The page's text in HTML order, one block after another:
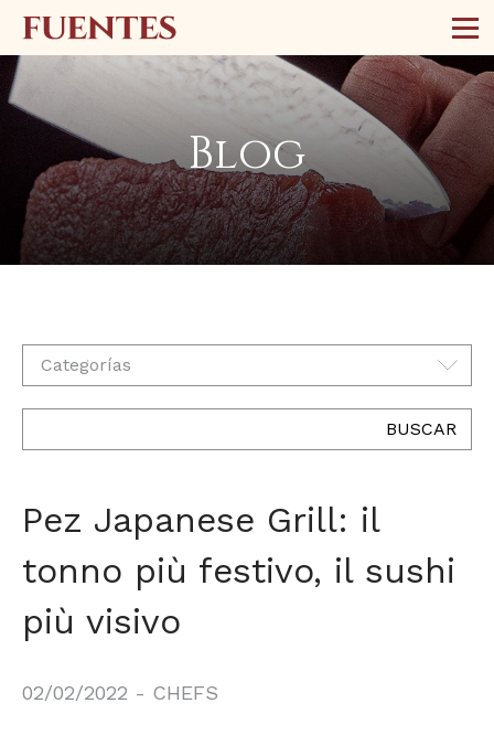
Blog
Categorías
BUSCAR
Pez Japanese Grill: il
tonno più festivo, il sushi
più visivo
02/02/2022 - CHEFS